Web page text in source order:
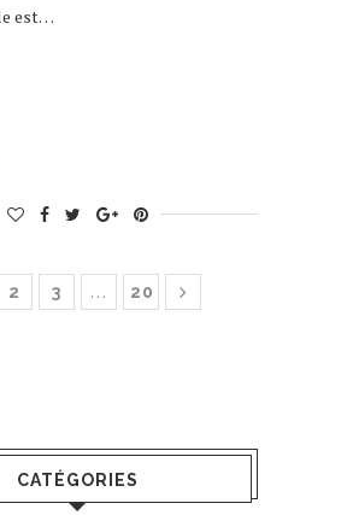
est…
2 3 … 20
CATÉGORIES